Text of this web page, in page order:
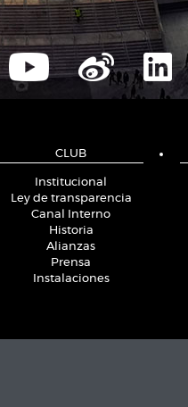
CLUB
Institucional
Ley de transparencia
Canal Interno
Historia
Alianzas
Prensa
Instalaciones